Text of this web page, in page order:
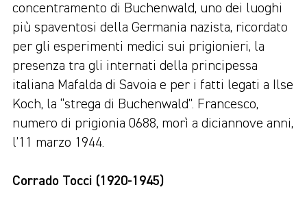
concentramento di Buchenwald, uno dei luoghi
più spaventosi della Germania nazista, ricordato
per gli esperimenti medici sui prigionieri, la
presenza tra gli internati della principessa
italiana Mafalda di Savoia e per i fatti legati a Ilse
Koch, la “strega di Buchenwald”. Francesco,
numero di prigionia 0688, morì a diciannove anni,
l’11 marzo 1944.
Corrado Tocci (1920-1945)